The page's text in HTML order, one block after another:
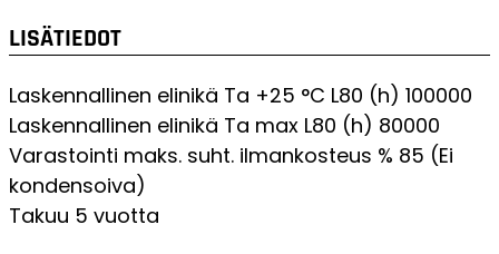
LISÄTIEDOT
Laskennallinen elinikä Ta +25 °C L80 (h) 100000
Laskennallinen elinikä Ta max L80 (h) 80000
Varastointi maks. suht. ilmankosteus % 85 (Ei
kondensoiva)
Takuu 5 vuotta